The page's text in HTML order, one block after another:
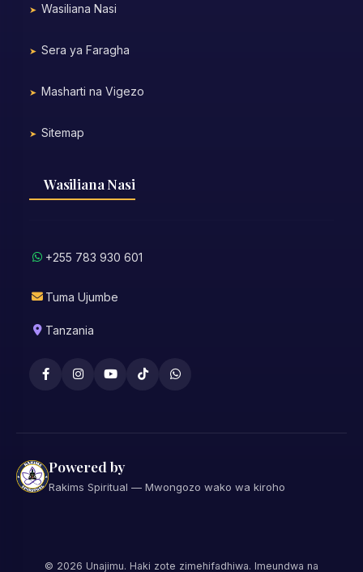
Wasiliana Nasi
Sera ya Faragha
Masharti na Vigezo
Sitemap
Wasiliana Nasi
+255 783 930 601
Tuma Ujumbe
Tanzania
Powered by
Rakims Spiritual — Mwongozo wako wa kiroho
© 2026 Unajimu. Haki zote zimehifadhiwa. Imeundwa na